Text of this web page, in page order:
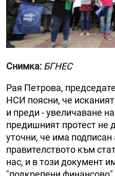
Снимка: БГНЕС
Рая Петрова,
НСИ поясни, че
и преди - увеличаване
предишният протест не
уточни, че има
правителството към
нас, и в този документ